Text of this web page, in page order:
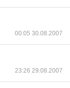
00:05 30.08.2007
23:26 29.08.2007